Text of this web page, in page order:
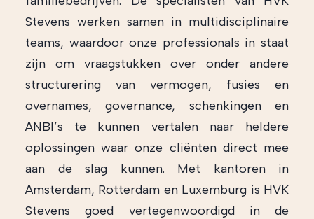
Stevens werken samen in multidisciplinaire
teams, waardoor onze professionals in staat
zijn om vraagstukken over onder andere
structurering van vermogen, fusies en
overnames, governance, schenkingen en
ANBI’s te kunnen vertalen naar heldere
oplossingen waar onze cliënten direct mee
aan de slag kunnen. Met kantoren in
Amsterdam, Rotterdam en Luxemburg is HVK
Stevens goed vertegenwoordigd in de